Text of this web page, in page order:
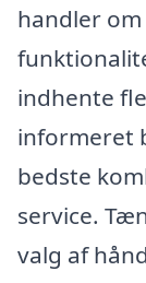
handler
indhente
informeret
bedste
service.
valg af